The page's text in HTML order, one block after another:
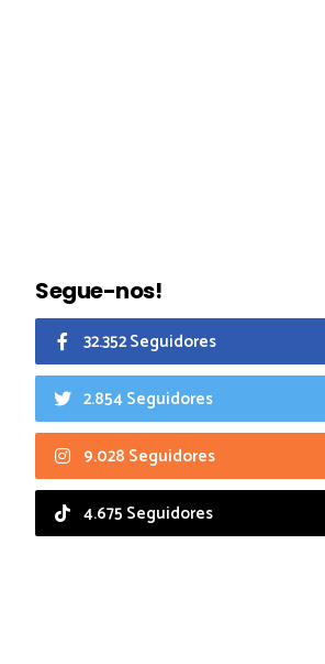
Segue-nos!
32.352 Seguidores
2.854 Seguidores
9.028 Seguidores
4.675 Seguidores